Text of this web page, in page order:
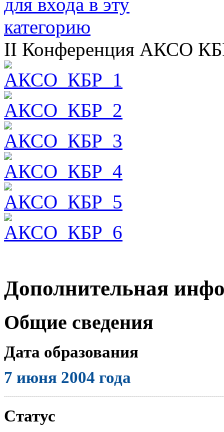
II Конференция АКСО
Дополнительная
Общие сведения
Дата образования
7 июня 2004 года
Статус